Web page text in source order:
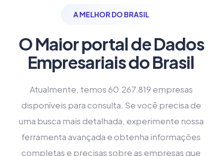
A MELHOR DO BRASIL
O Maior portal de Dados
Empresariais do Brasil
Atualmente, temos 60.267.819 empresas
disponíveis para consulta. Se você precisa de
uma busca mais detalhada, experimente nossa
ferramenta avançada e obtenha informações
completas e precisas sobre as empresas que